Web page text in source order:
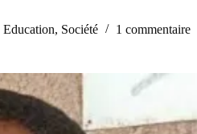
Education, Société 1 commentaire